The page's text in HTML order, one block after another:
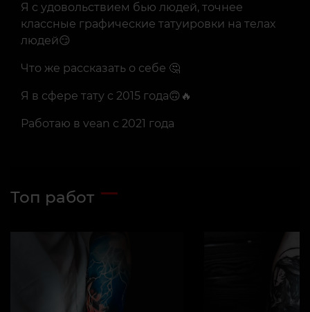
Я с удовольствием бью людей, точнее
классные графические татуировки на телах
людей😏
Что же рассказать о себе 🤔
Я в сфере тату с 2015 года🙃🔥
Работаю в vеаn с 2021 года
Топ работ